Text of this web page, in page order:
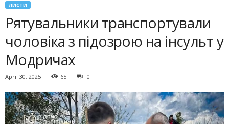
ЛИСТИ
Рятувальники транспортували
чоловіка з підозрою на інсульт у
Модричах
April 30, 2025 65 0